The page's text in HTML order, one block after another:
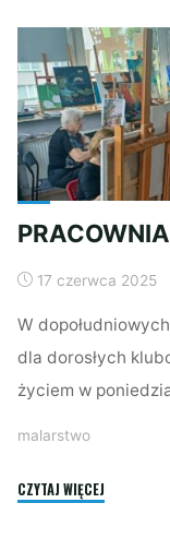
17 czerwca 2025
W
dla dorosłych
życiem w
malarstwo
CZYTAJ WIĘCEJ